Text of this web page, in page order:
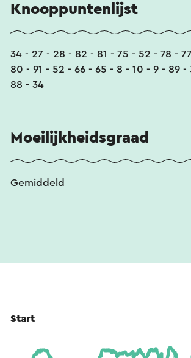
Knooppuntenlijst
34 - 27 - 28 - 82 - 81 - 75 - 52 - 78 -
80 - 91 - 52 - 66 - 65 - 8 - 10 - 9 - 89 -
88 - 34
Moeilijkheidsgraad
Gemiddeld
Start